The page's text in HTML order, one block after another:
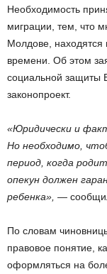
Необходимость
миграции, тем, что
Молдове, находятся
времени. Об этом
социальной защиты
законопроект.
«Юридически и
Но необходимо,
период, когда
опекун должен
ребенка», —
По словам
правовое понятие,
оформляться на